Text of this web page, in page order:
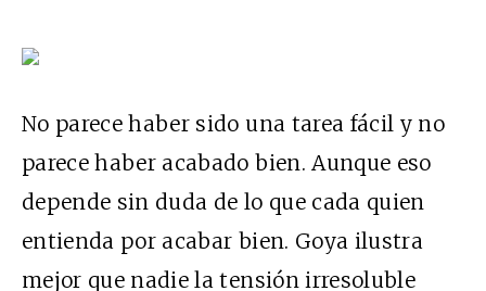
No parece haber sido una tarea fácil y no
parece haber acabado bien. Aunque eso
depende sin duda de lo que cada quien
entienda por acabar bien. Goya ilustra
mejor que nadie la tensión irresoluble